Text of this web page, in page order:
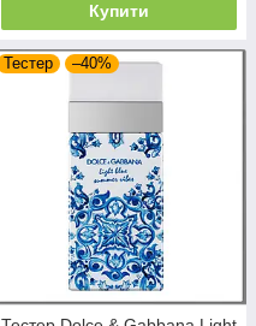
Купити
Тестер –40%